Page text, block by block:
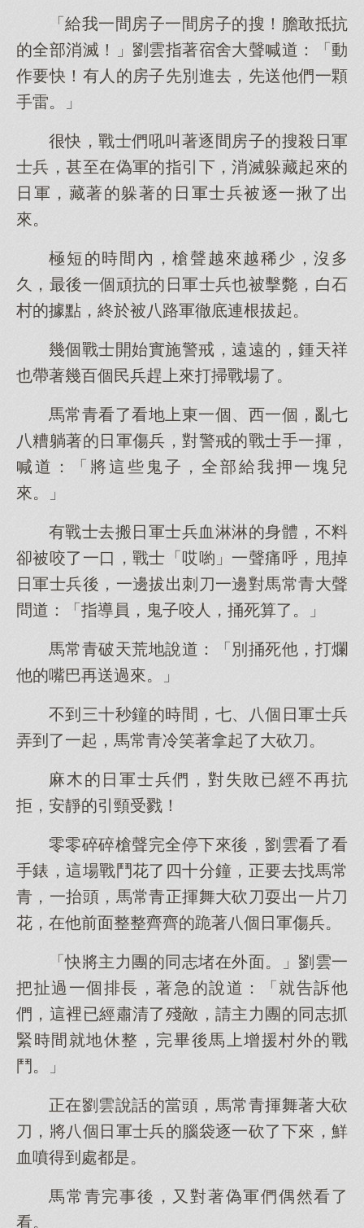
「給我一間房子一間房子的搜！膽敢抵抗
的全部消滅！」劉雲指著宿舍大聲喊道：「動
作要快！有人的房子先別進去，先送他們一顆
手雷。」
很快，戰士們吼叫著逐間房子的搜殺日軍
士兵，甚至在偽軍的指引下，消滅躲藏起來的
日軍，藏著的躲著的日軍士兵被逐一揪了出
來。
極短的時間內，槍聲越來越稀少，沒多
久，最後一個頑抗的日軍士兵也被擊斃，白石
村的據點，終於被八路軍徹底連根拔起。
幾個戰士開始實施警戒，遠遠的，鍾天祥
也帶著幾百個民兵趕上來打掃戰場了。
馬常青看了看地上東一個、西一個，亂七
八糟躺著的日軍傷兵，對警戒的戰士手一揮，
喊道：「將這些鬼子，全部給我押一塊兒
來。」
有戰士去搬日軍士兵血淋淋的身體，不料
卻被咬了一口，戰士「哎喲」一聲痛呼，甩掉
日軍士兵後，一邊拔出刺刀一邊對馬常青大聲
問道：「指導員，鬼子咬人，捅死算了。」
馬常青破天荒地說道：「別捅死他，打爛
他的嘴巴再送過來。」
不到三十秒鐘的時間，七、八個日軍士兵
弄到了一起，馬常青冷笑著拿起了大砍刀。
麻木的日軍士兵們，對失敗已經不再抗
拒，安靜的引頸受戮！
零零碎碎槍聲完全停下來後，劉雲看了看
手錶，這場戰鬥花了四十分鐘，正要去找馬常
青，一抬頭，馬常青正揮舞大砍刀耍出一片刀
花，在他前面整整齊齊的跪著八個日軍傷兵。
「快將主力團的同志堵在外面。」劉雲一
把扯過一個排長，著急的說道：「就告訴他
們，這裡已經肅清了殘敵，請主力團的同志抓
緊時間就地休整，完畢後馬上增援村外的戰
鬥。」
正在劉雲說話的當頭，馬常青揮舞著大砍
刀，將八個日軍士兵的腦袋逐一砍了下來，鮮
血噴得到處都是。
馬常青完事後，又對著偽軍們偶然看了
看。